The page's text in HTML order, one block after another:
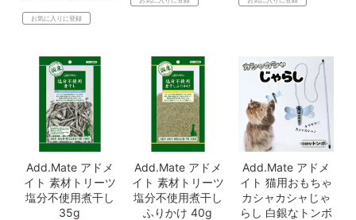
お気に入りに登録
Add.Mate アドメ
イト 素材トリーツ
塩分不使用煮干し
35g
Add.Mate アドメ
イト 素材トリーツ
塩分不使用煮干し
ふりかけ 40g
Add.Mate アドメ
イト 猫用おもちゃ
カシャカシャじゃ
らし 白銀なトンボ